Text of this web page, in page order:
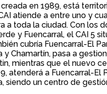
en 1989, está
atiende a entre uno y
a toda la ciudad. Con los
y Fuencarral, el CAI 5
cubría Fuencarral-El
y Chamartín, pasa a
mientras que el nuevo
atenderá a Fuencarral-El
siendo un centro de